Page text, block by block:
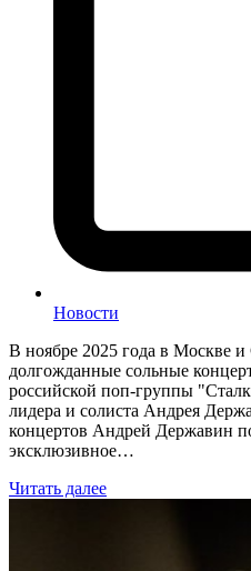
Новости
В ноябре 2025 года в Москве
долгожданные сольные
российской поп-группы
лидера и солиста Андрея
концертов Андрей Державин
эксклюзивное…
Читать далее